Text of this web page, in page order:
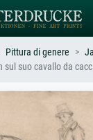
Hokusai,
astratto
olio
Pittura di genere
sul suo cavallo da